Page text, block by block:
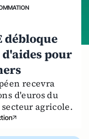
débloque
pour
recevra
d'euros du
agricole.